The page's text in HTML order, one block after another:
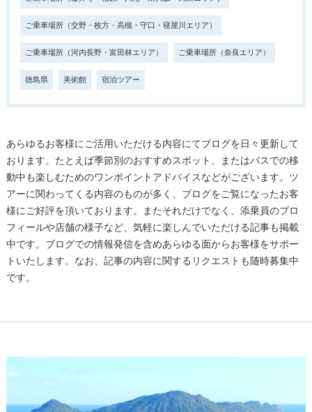
ご乗車場所（交野・枚方・高槻・守口・寝屋川エリア）
ご乗車場所（河内長野・富田林エリア） ご乗車場所（奈良エリア）
徳島県 美術館 宿泊ツアー
あらゆるお客様にご活用いただける内容にてブログを日々更新して
おります。たとえば季節別のおすすめスポット、またはバスでの移
動中も楽しむためのワンポイントアドバイスなどがございます。ツ
アーに関わってくる内容のものが多く、ブログをご覧になったお客
様にご好評を頂いております。またそれだけでなく、添乗員のプロ
フィールや店舗の様子など、気軽に楽しんでいただける記事も掲載
中です。ブログでの情報発信を含めあらゆる面からお客様をサポー
トいたします。なお、記事の内容に関するリクエストも随時募集中
です。